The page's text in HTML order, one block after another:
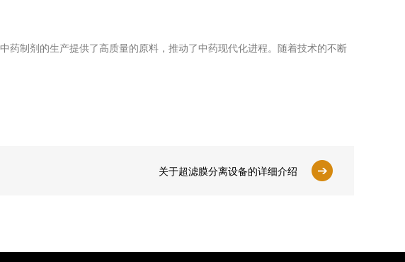
制剂的生产提供了高质量的原料，推动了中药现代化进程。随着技术的不断
关于超滤膜分离设备的详细介绍